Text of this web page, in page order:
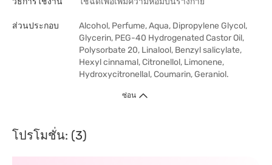
ส่วนประกอบ
Alcohol, Perfume, Aqua, Dipropylene Glycol,
Glycerin, PEG-40 Hydrogenated Castor Oil,
Polysorbate 20, Linalool, Benzyl salicylate,
Hexyl cinnamal, Citronellol, Limonene,
Hydroxycitronellal, Coumarin, Geraniol.
ซ่อน
โปรโมชั่น: (3)